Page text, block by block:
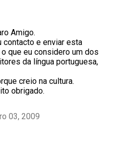
Amigo.
contacto e enviar esta
que eu considero um dos
da língua portuguesa,
creio na cultura.
obrigado.
03, 2009